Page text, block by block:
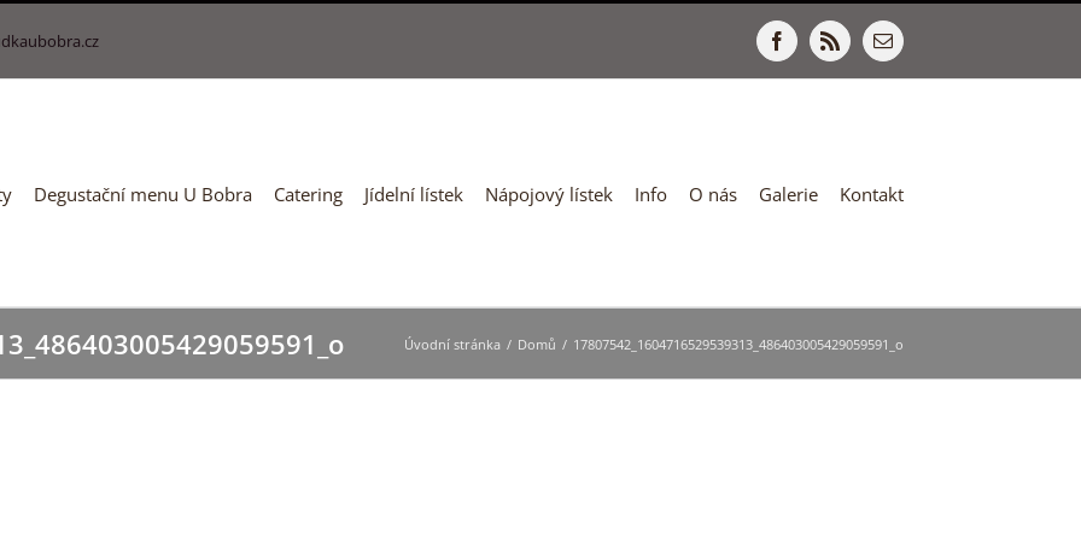
Facebook
Rss
E-
mail
Degustační menu U Bobra Catering Jídelní lístek Nápojový lístek Info O nás Galerie Kontakt
Úvodní stránka / Domů / 17807542_1604716529539313_486403005429059591_o